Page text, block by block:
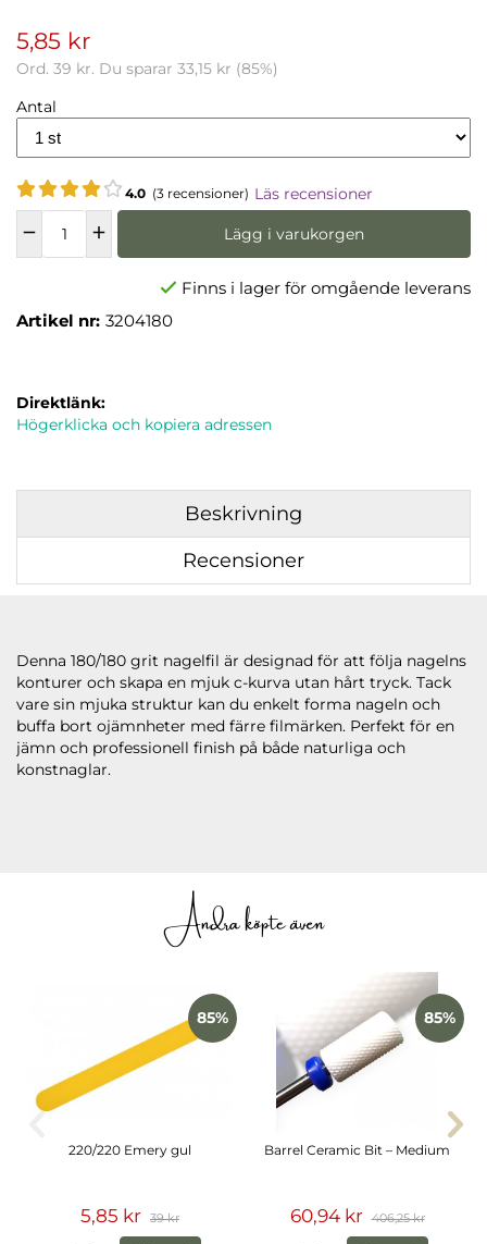
5,85 kr
Ord. 39 kr. Du sparar 33,15 kr (85%)
Antal
4.0 (3 recensioner) Läs recensioner
Lägg i varukorgen
Finns i lager för omgående leverans
Artikel nr: 3204180
Direktlänk:
Högerklicka och kopiera adressen
Beskrivning
Recensioner
Denna 180/180 grit nagelfil är designad för att följa nagelns
konturer och skapa en mjuk c-kurva utan hårt tryck. Tack
vare sin mjuka struktur kan du enkelt forma nageln och
buffa bort ojämnheter med färre filmärken. Perfekt för en
jämn och professionell finish på både naturliga och
konstnaglar.
Andra köpte även
85%
220/220 Emery gul
5,85 kr 39 kr
85%
Barrel Ceramic Bit – Medium
60,94 kr 406,25 kr